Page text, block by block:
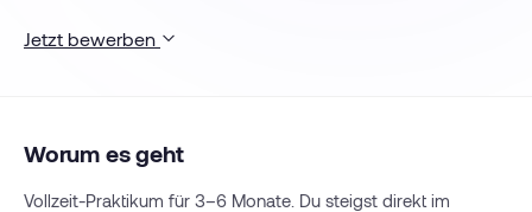
Jetzt bewerben
Worum es geht
Vollzeit-Praktikum für 3–6 Monate. Du steigst direkt im